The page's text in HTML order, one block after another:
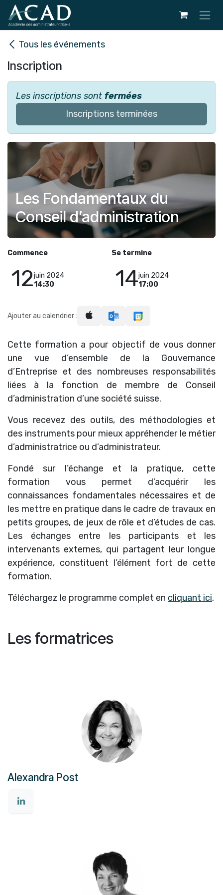
Se rendre au contenu
Tous les événements
Inscription
Les inscriptions sont fermées
Inscriptions terminées
Les Fondamentaux du
Conseil d’administration
Commence
12juin 2024
14:30
Se termine
14juin 2024
17:00
Ajouter au calendrier :
Cette formation a pour objectif de vous donner
une vue d’ensemble de la Gouvernance
d’Entreprise et des nombreuses responsabilités
liées à la fonction de membre de Conseil
d’administration d’une société suisse.
Vous recevez des outils, des méthodologies et
des instruments pour mieux appréhender le métier
d’administratrice ou d’administrateur.
Fondé sur l’échange et la pratique, cette
formation vous permet d’acquérir les
connaissances fondamentales nécessaires et de
les mettre en pratique dans le cadre de travaux en
petits groupes, de jeux de rôle et d’études de cas.
Les échanges entre les participants et les
intervenants externes, qui partagent leur longue
expérience, constituent l’élément fort de cette
formation.
Téléchargez le programme complet en cliquant ici.
Les formatrices
Alexandra Post